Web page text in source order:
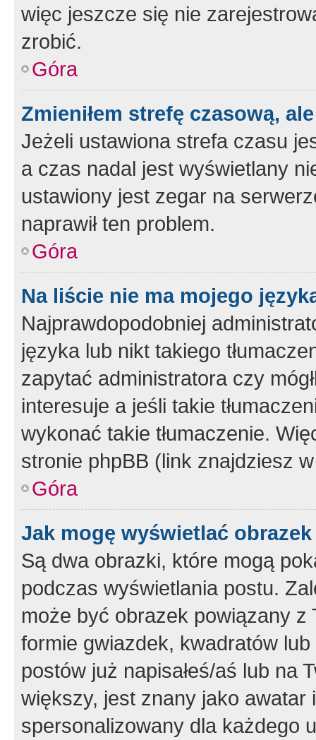
więc jeszcze się nie
zrobić.
Góra
Zmieniłem strefę czasową,
Jeżeli ustawiona strefa czasu
a czas nadal jest wyświetlany
ustawiony jest zegar na
naprawił ten problem.
Góra
Na liście nie ma mojego
Najprawdopodobniej
języka lub nikt takiego
zapytać administratora czy
interesuje a jeśli takie
wykonać takie tłumaczenie.
stronie phpBB (link znajdziesz
Góra
Jak mogę wyświetlać
Są dwa obrazki, które mogą
podczas wyświetlania postu.
może być obrazek powiązany z
formie gwiazdek, kwadratów
postów już napisałeś/aś lub na
większy, jest znany jako
spersonalizowany dla każdego